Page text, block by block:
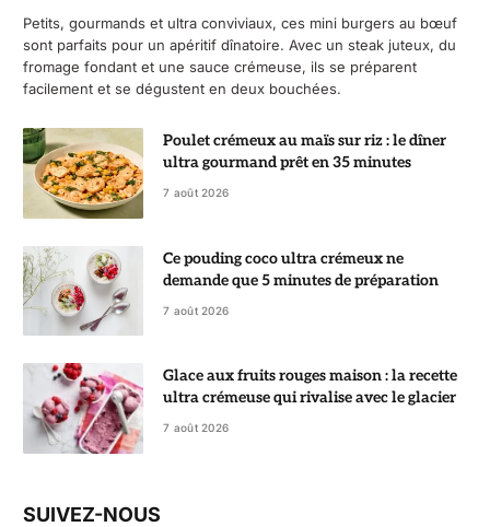
Petits, gourmands et ultra conviviaux, ces mini burgers au bœuf
sont parfaits pour un apéritif dînatoire. Avec un steak juteux, du
fromage fondant et une sauce crémeuse, ils se préparent
facilement et se dégustent en deux bouchées.
Poulet crémeux au maïs sur riz : le dîner
ultra gourmand prêt en 35 minutes
7 août 2026
Ce pouding coco ultra crémeux ne
demande que 5 minutes de préparation
7 août 2026
Glace aux fruits rouges maison : la recette
ultra crémeuse qui rivalise avec le glacier
7 août 2026
SUIVEZ-NOUS